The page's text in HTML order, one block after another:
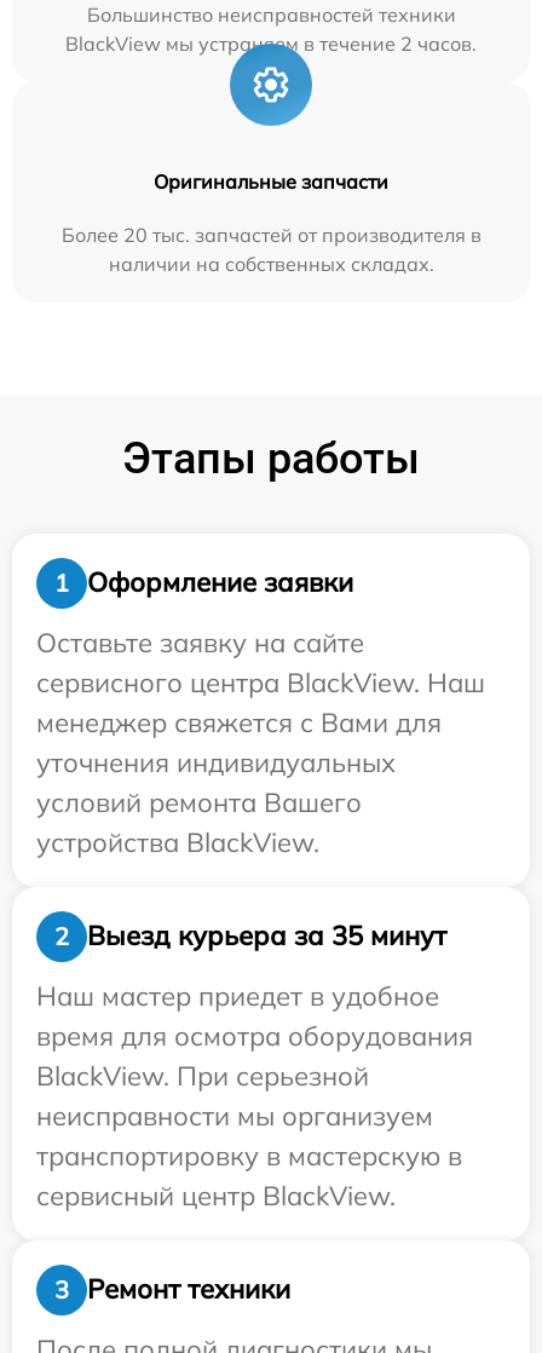
Большинство неисправностей техники
BlackView мы устраняем в течение 2 часов.
Оригинальные запчасти
Более 20 тыс. запчастей от производителя в
наличии на собственных складах.
Этапы работы
1
Оформление заявки
Оставьте заявку на сайте
сервисного центра BlackView. Наш
менеджер свяжется с Вами для
уточнения индивидуальных
условий ремонта Вашего
устройства BlackView.
2
Выезд курьера за 35 минут
Наш мастер приедет в удобное
время для осмотра оборудования
BlackView. При серьезной
неисправности мы организуем
транспортировку в мастерскую в
сервисный центр BlackView.
3
Ремонт техники